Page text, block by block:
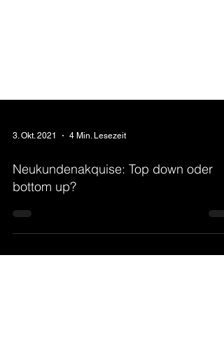
3. Okt. 2021 4 Min. Lesezeit
Neukundenakquise: Top down oder
bottom up?